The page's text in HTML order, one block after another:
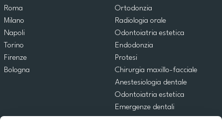
Roma
Milano
Napoli
Torino
Firenze
Bologna
Ortodonzia
Radiologia orale
Odontoiatria estetica
Endodonzia
Protesi
Chirurgia maxillo-facciale
Anestesiologia dentale
Odontoiatria estetica
Emergenze dentali